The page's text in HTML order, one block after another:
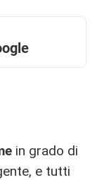
in grado di
e tutti